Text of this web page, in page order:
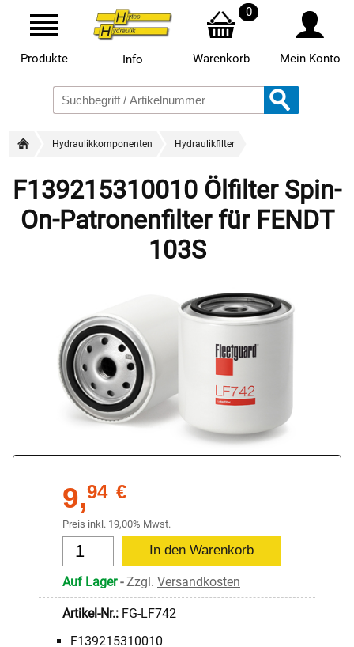
Produkte Info
0
Warenkorb Mein Konto
Hydraulikkomponenten Hydraulikfilter
F139215310010 Ölfilter Spin-
On-Patronenfilter für FENDT
103S
9,94 €
Preis inkl. 19,00% Mwst.
Auf Lager-Zzgl. Versandkosten
Artikel-Nr.: FG-LF742
F139215310010